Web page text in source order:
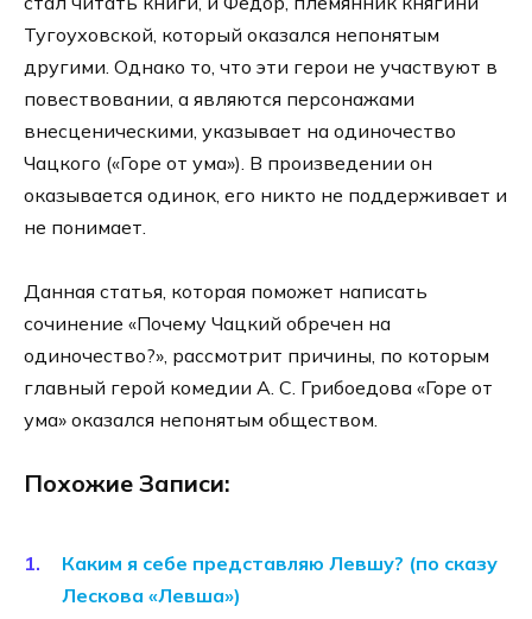
Тугоуховской, который оказался непонятым
другими. Однако то, что эти герои не участвуют в
повествовании, а являются персонажами
внесценическими, указывает на одиночество
Чацкого («Горе от ума»). В произведении он
оказывается одинок, его никто не поддерживает и
не понимает.
Данная статья, которая поможет написать
сочинение «Почему Чацкий обречен на
одиночество?», рассмотрит причины, по которым
главный герой комедии А. С. Грибоедова «Горе от
ума» оказался непонятым обществом.
Похожие Записи:
Каким я себе представляю Левшу? (по сказу
Лескова «Левша»)